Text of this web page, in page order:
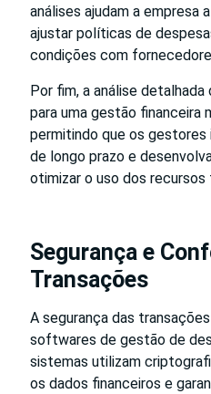
análises ajudam a empresa
ajustar políticas de
condições com
Por fim, a análise
para uma gestão financeira
permitindo que os
de longo prazo e
otimizar o uso dos recursos
Segurança e
Transações
A segurança das
softwares de gestão de
sistemas utilizam
os dados financeiros e